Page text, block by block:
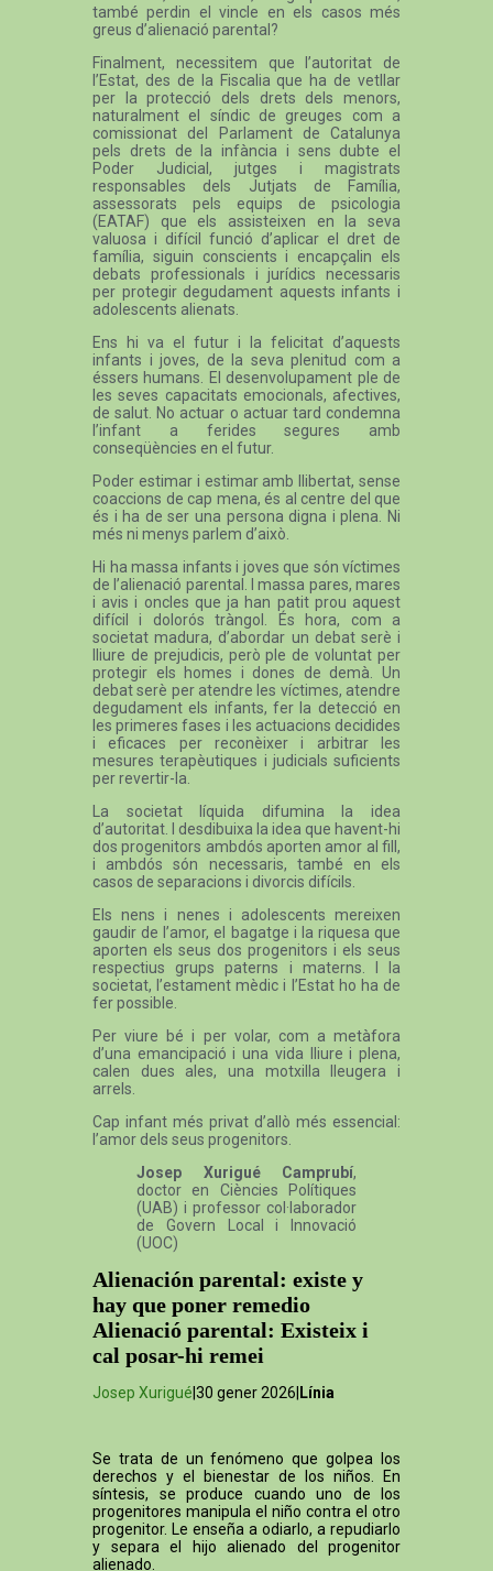
també perdin el vincle en els casos més
greus d’alienació parental?
Finalment, necessitem que l’autoritat de
l’Estat, des de la Fiscalia que ha de vetllar
per la protecció dels drets dels menors,
naturalment el síndic de greuges com a
comissionat del Parlament de Catalunya
pels drets de la infància i sens dubte el
Poder Judicial, jutges i magistrats
responsables dels Jutjats de Família,
assessorats pels equips de psicologia
(EATAF) que els assisteixen en la seva
valuosa i difícil funció d’aplicar el dret de
família, siguin conscients i encapçalin els
debats professionals i jurídics necessaris
per protegir degudament aquests infants i
adolescents alienats.
Ens hi va el futur i la felicitat d’aquests
infants i joves, de la seva plenitud com a
éssers humans. El desenvolupament ple de
les seves capacitats emocionals, afectives,
de salut. No actuar o actuar tard condemna
l’infant a ferides segures amb
conseqüències en el futur.
Poder estimar i estimar amb llibertat, sense
coaccions de cap mena, és al centre del que
és i ha de ser una persona digna i plena. Ni
més ni menys parlem d’això.
Hi ha massa infants i joves que són víctimes
de l’alienació parental. I massa pares, mares
i avis i oncles que ja han patit prou aquest
difícil i dolorós tràngol. És hora, com a
societat madura, d’abordar un debat serè i
lliure de prejudicis, però ple de voluntat per
protegir els homes i dones de demà. Un
debat serè per atendre les víctimes, atendre
degudament els infants, fer la detecció en
les primeres fases i les actuacions decidides
i eficaces per reconèixer i arbitrar les
mesures terapèutiques i judicials suficients
per revertir-la.
La societat líquida difumina la idea
d’autoritat. I desdibuixa la idea que havent-hi
dos progenitors ambdós aporten amor al fill,
i ambdós són necessaris, també en els
casos de separacions i divorcis difícils.
Els nens i nenes i adolescents mereixen
gaudir de l’amor, el bagatge i la riquesa que
aporten els seus dos progenitors i els seus
respectius grups paterns i materns. I la
societat, l’estament mèdic i l’Estat ho ha de
fer possible.
Per viure bé i per volar, com a metàfora
d’una emancipació i una vida lliure i plena,
calen dues ales, una motxilla lleugera i
arrels.
Cap infant més privat d’allò més essencial:
l’amor dels seus progenitors.
Josep Xurigué Camprubí,
doctor en Ciències Polítiques
(UAB) i professor col·laborador
de Govern Local i Innovació
(UOC)
Alienación parental: existe y
hay que poner remedio
Alienació parental: Existeix i
cal posar-hi remei
Josep Xurigué |30 gener 2026| Línia
Se trata de un fenómeno que golpea los
derechos y el bienestar de los niños. En
síntesis, se produce cuando uno de los
progenitores manipula el niño contra el otro
progenitor. Le enseña a odiarlo, a repudiarlo
y separa el hijo alienado del progenitor
alienado.